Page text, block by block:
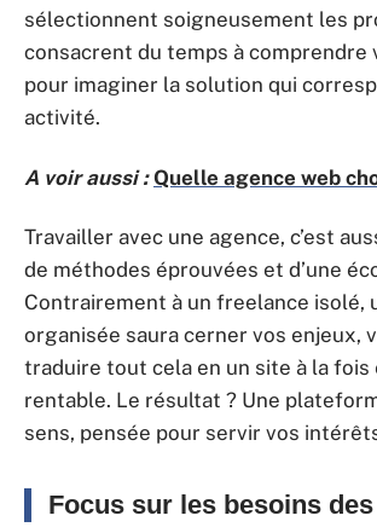
sélectionnent soigneusement les
consacrent du temps à comprendre
pour imaginer la solution qui
activité.
A voir aussi : Quelle agence web
Travailler avec une agence, c’est
de méthodes éprouvées et d’une
Contrairement à un freelance isolé,
organisée saura cerner vos enjeux,
traduire tout cela en un site à la
rentable. Le résultat ? Une
sens, pensée pour servir vos
Focus sur les besoins